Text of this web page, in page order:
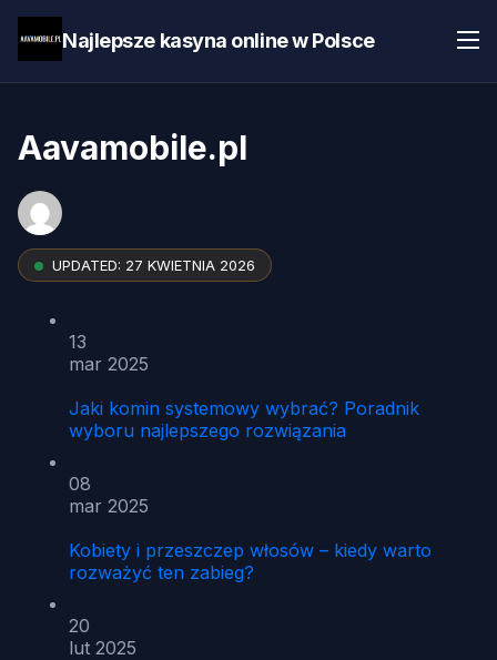
Najlepsze kasyna online w Polsce
Aavamobile.pl
UPDATED: 27 KWIETNIA 2026
13
mar 2025
Jaki komin systemowy wybrać? Poradnik
wyboru najlepszego rozwiązania
08
mar 2025
Kobiety i przeszczep włosów – kiedy warto
rozważyć ten zabieg?
20
lut 2025